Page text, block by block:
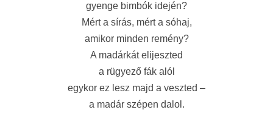
gyenge bimbók idején?
Mért a sírás, mért a sóhaj,
amikor minden remény?
A madárkát elijeszted
a rügyező fák alól
egykor ez lesz majd a veszted –
a madár szépen dalol.